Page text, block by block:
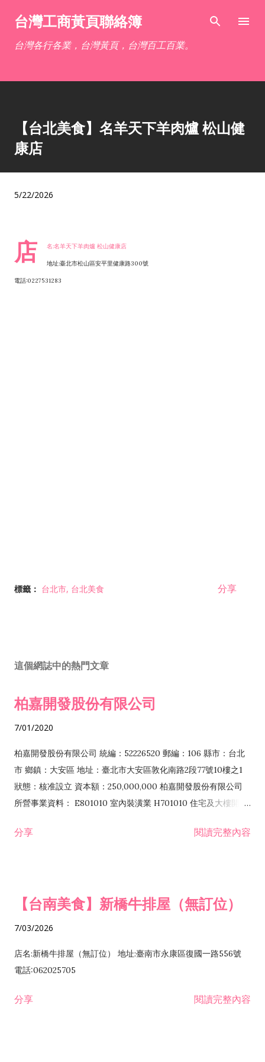
跳到主要內容
台灣工商黃頁聯絡簿
台灣各行各業，台灣黃頁，台灣百工百業。
【台北美食】名羊天下羊肉爐 松山健
康店
5/22/2026
店 名:名羊天下羊肉爐 松山健康店
地址:臺北市松山區安平里健康路300號
電話:0227531283
標籤： 台北市 台北美食 分享
這個網誌中的熱門文章
柏嘉開發股份有限公司
7/01/2020
柏嘉開發股份有限公司 統編：52226520 郵編：106 縣市：台北
市 鄉鎮：大安區 地址：臺北市大安區敦化南路2段77號10樓之1
狀態：核准設立 資本額：250,000,000 柏嘉開發股份有限公司
所營事業資料： E801010 室內裝潢業 H701010 住宅及大樓開發
發業 H703090 不動產買賣業 H703100 不動產租賃業 I503010
分享 閱讀完整內容
【台南美食】新橋牛排屋（無訂位）
7/03/2026
店名:新橋牛排屋（無訂位） 地址:臺南市永康區復國一路556號
電話:062025705
分享 閱讀完整內容